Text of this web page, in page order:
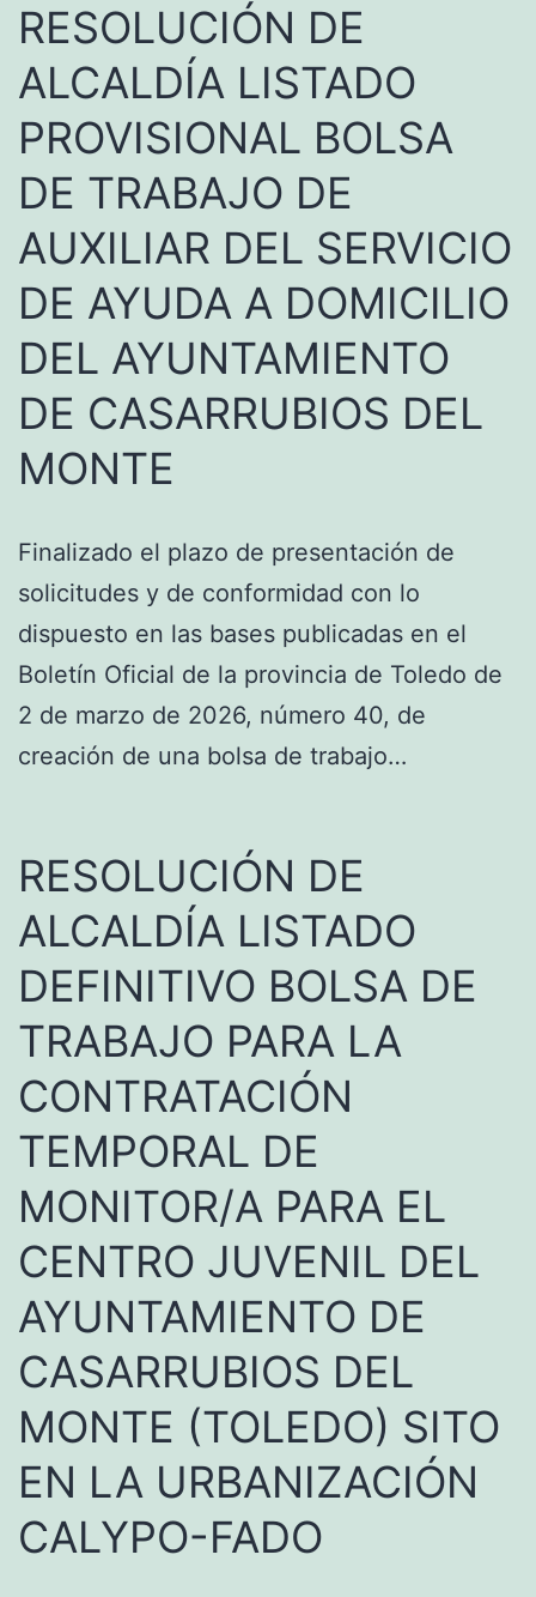
RESOLUCIÓN DE
ALCALDÍA LISTADO
PROVISIONAL BOLSA
DE TRABAJO DE
AUXILIAR DEL SERVICIO
DE AYUDA A DOMICILIO
DEL AYUNTAMIENTO
DE CASARRUBIOS DEL
MONTE
Finalizado el plazo de presentación de
solicitudes y de conformidad con lo
dispuesto en las bases publicadas en el
Boletín Oficial de la provincia de Toledo de
2 de marzo de 2026, número 40, de
creación de una bolsa de trabajo…
RESOLUCIÓN DE
ALCALDÍA LISTADO
DEFINITIVO BOLSA DE
TRABAJO PARA LA
CONTRATACIÓN
TEMPORAL DE
MONITOR/A PARA EL
CENTRO JUVENIL DEL
AYUNTAMIENTO DE
CASARRUBIOS DEL
MONTE (TOLEDO) SITO
EN LA URBANIZACIÓN
CALYPO-FADO